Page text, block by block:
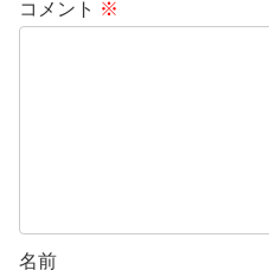
コメント ※
名前